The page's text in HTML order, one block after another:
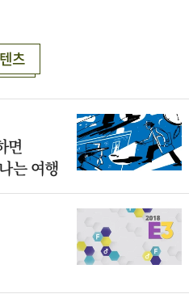
츠
면
는 여행